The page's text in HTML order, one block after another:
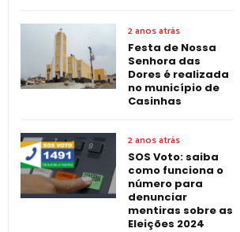
2 anos atrás
Festa de Nossa
Senhora das
Dores é realizada
no município de
Casinhas
2 anos atrás
SOS Voto: saiba
como funciona o
número para
denunciar
mentiras sobre as
Eleições 2024